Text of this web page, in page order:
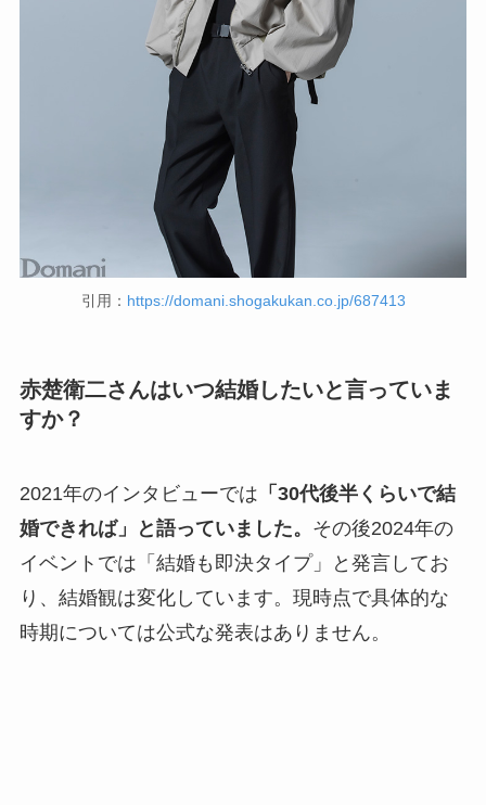
引用： https://domani.shogakukan.co.jp/687413
赤楚衛二さんはいつ結婚したいと言っていま
すか？
2021年のインタビューでは 「30代後半くらいで結
婚できれば」と語っていました。 その後2024年の
イベントでは「結婚も即決タイプ」と発言してお
り、結婚観は変化しています。現時点で具体的な
時期については公式な発表はありません。